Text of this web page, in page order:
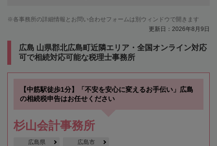
各事務所の詳細情報とお問い合わせフォームは別ウィンドウで開きます
更新日：2026年8月9日
広島 山県郡北広島町近隣エリア・全国オンライン対応
可で相続対応可能な税理士事務所
【中筋駅徒歩1分】「不安を安心に変えるお手伝い」広島
の相続税申告はお任せください
杉山会計事務所
広島県 広島市